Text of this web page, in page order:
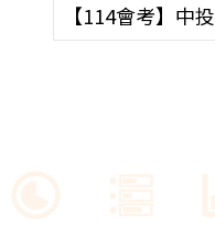
【114會考】中